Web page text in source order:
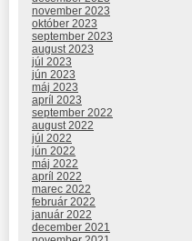
november 2023
október 2023
september 2023
august 2023
júl 2023
jún 2023
máj 2023
apríl 2023
september 2022
august 2022
júl 2022
jún 2022
máj 2022
apríl 2022
marec 2022
február 2022
január 2022
december 2021